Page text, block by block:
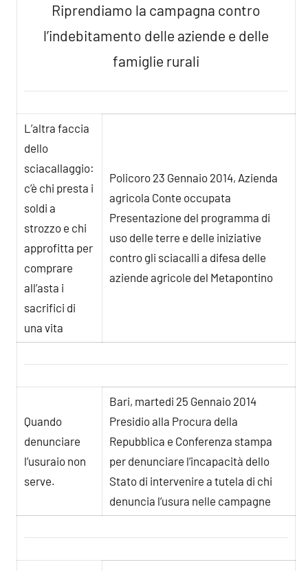
Riprendiamo la campagna contro
l’indebitamento delle aziende e delle
famiglie rurali
L’altra faccia
dello
sciacallaggio:
c’è chi presta i
soldi a
strozzo e chi
approfitta per
comprare
all’asta i
sacrifici di
una vita
Policoro 23 Gennaio 2014, Azienda
agricola Conte occupata
Presentazione del programma di
uso delle terre e delle iniziative
contro gli sciacalli a difesa delle
aziende agricole del Metapontino
Quando
denunciare
l’usuraio non
serve.
Bari, martedi 25 Gennaio 2014
Presidio alla Procura della
Repubblica e Conferenza stampa
per denunciare l’incapacità dello
Stato di intervenire a tutela di chi
denuncia l’usura nelle campagne